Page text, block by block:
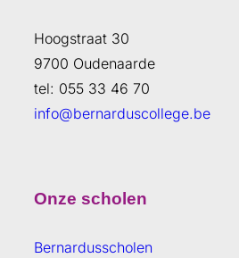
Hoogstraat 30
9700 Oudenaarde
tel: 055 33 46 70
info@bernarduscollege.be
Onze scholen
Bernardusscholen